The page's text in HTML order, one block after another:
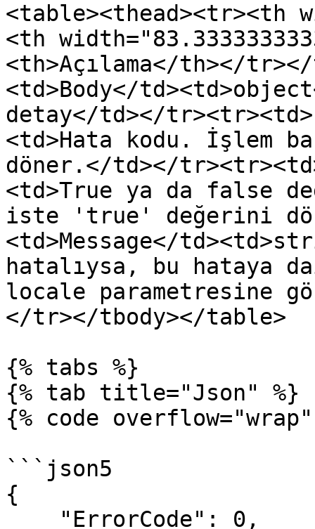
<table><thead><tr><th
<th
<th>Açılama</th></
<td>Body</
detay</td></
<td>Hata kodu. İşlem
döner.</td></
<td>True ya da false
iste 'true' değerini
<td>Message</
hatalıysa, bu hataya
locale parametresine
</tr></tbody></table>
{% tabs %}
{% tab title="Json" %}
{% code
```json5
{